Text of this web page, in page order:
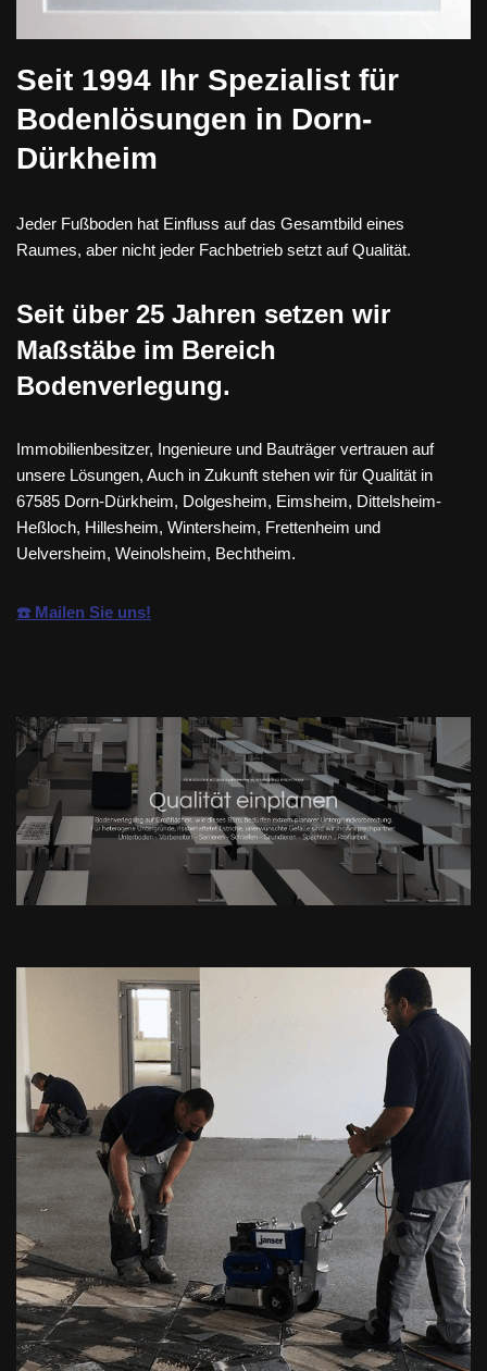
Seit 1994 Ihr Spezialist für
Bodenlösungen in Dorn-
Dürkheim
Jeder Fußboden hat Einfluss auf das Gesamtbild eines
Raumes, aber nicht jeder Fachbetrieb setzt auf Qualität.
Seit über 25 Jahren setzen wir
Maßstäbe im Bereich
Bodenverlegung.
Immobilienbesitzer, Ingenieure und Bauträger vertrauen auf
unsere Lösungen, Auch in Zukunft stehen wir für Qualität in
67585 Dorn-Dürkheim, Dolgesheim, Eimsheim, Dittelsheim-
Heßloch, Hillesheim, Wintersheim, Frettenheim und
Uelversheim, Weinolsheim, Bechtheim.
☎️ Mailen Sie uns!